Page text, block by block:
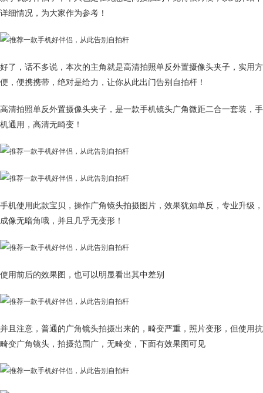
详细情况，为大家作为参考！
好了，话不多说，本次的主角就是高清拍照单反外置摄像头夹子，实用方
便，便携携带，绝对是给力，让你从此出门告别自拍杆！
高清拍照单反外置摄像头夹子，是一款手机镜头广角微距二合一套装，手
机通用，高清无畸变！
手机使用此款宝贝，操作广角镜头拍摄图片，效果犹如单反，专业升级，
成像无暗角哦，并且几乎无变形！
使用前后的效果图，也可以明显看出其中差别
并且注意，普通的广角镜头拍摄出来的，畸变严重，照片变形，但使用抗
畸变广角镜头，拍摄范围广，无畸变，下面有效果图可见